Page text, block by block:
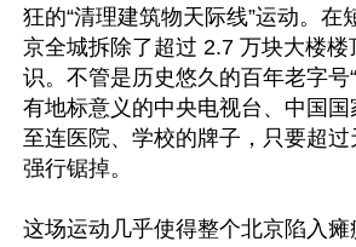
狂的“清理建筑物天际线”运动。在
京全城拆除了超过 2.7 万块大楼楼
识。不管是历史悠久的百年老字号
有地标意义的中央电视台、中国
至连医院、学校的牌子，只要超
强行锯掉。
这场运动几乎使得整个北京陷入